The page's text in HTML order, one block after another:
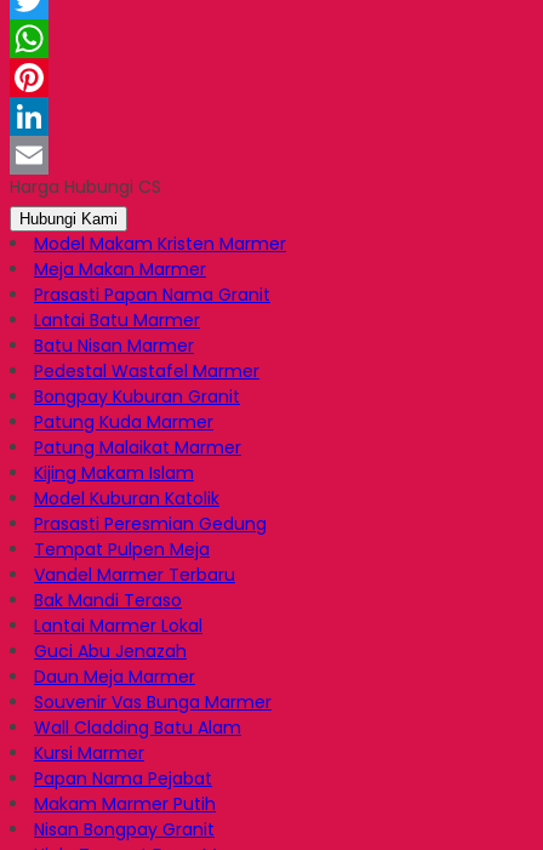
Twitter
WhatsApp
Pinterest
LinkedIn
Email
Harga Hubungi CS
Hubungi Kami
Model Makam Kristen Marmer
Meja Makan Marmer
Prasasti Papan Nama Granit
Lantai Batu Marmer
Batu Nisan Marmer
Pedestal Wastafel Marmer
Bongpay Kuburan Granit
Patung Kuda Marmer
Patung Malaikat Marmer
Kijing Makam Islam
Model Kuburan Katolik
Prasasti Peresmian Gedung
Tempat Pulpen Meja
Vandel Marmer Terbaru
Bak Mandi Teraso
Lantai Marmer Lokal
Guci Abu Jenazah
Daun Meja Marmer
Souvenir Vas Bunga Marmer
Wall Cladding Batu Alam
Kursi Marmer
Papan Nama Pejabat
Makam Marmer Putih
Nisan Bongpay Granit